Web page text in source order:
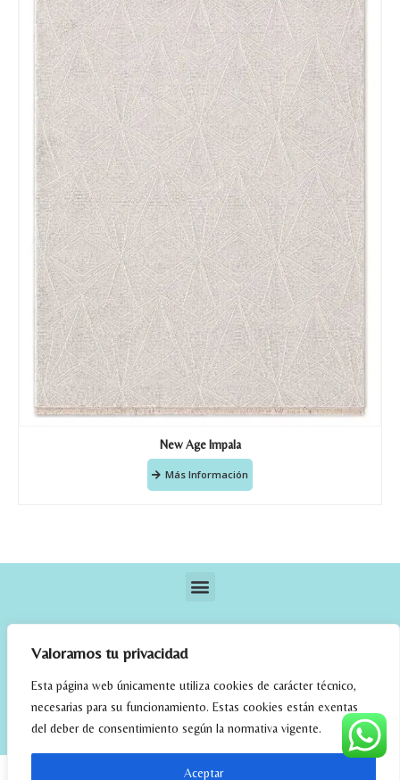
Valoramos tu privacidad
Esta página web únicamente utiliza cookies de carácter técnico,
necesarias para su funcionamiento. Estas cookies están exentas
del deber de consentimiento según la normativa vigente.
Aceptar
New Age Impala
Más Información
elrincondefehmi.com © 2023. Designed By W Media